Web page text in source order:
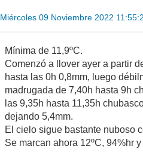
Miércoles 09 Noviembre 2022
Mínima de 11,9ºC.
Comenzó a llover ayer a partir
hasta las 0h 0,8mm, luego
madrugada de 7,40h hasta 9h
las 9,35h hasta 11,35h
dejando 5,4mm.
El cielo sigue bastante nuboso
Se marcan ahora 12ºC, 94%hr